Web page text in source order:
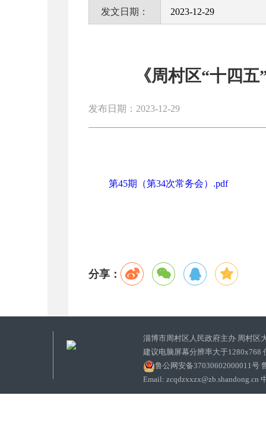
发文日期： 2023-12-29
《周村区“十四
发布日期：2023-12-29
第45期（第34次常务会）.pdf
分享：
淄博市周村区人民政府主办 周村区
建议电脑屏幕分辨率大于1280x768
鲁公网安备37030602000011号
Email: zcqdzxxzx@zb.shandong.cn